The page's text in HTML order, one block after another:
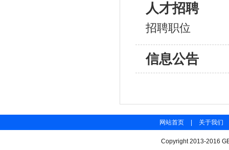
人才招聘
招聘职位
信息公告
网站首页 关于我们
Copyright 2013-2016